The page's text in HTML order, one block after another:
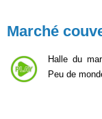
Marché
Halle du
Peu de